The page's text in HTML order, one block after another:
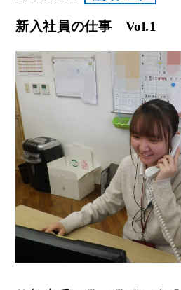
新入社員の仕事 Vol.1